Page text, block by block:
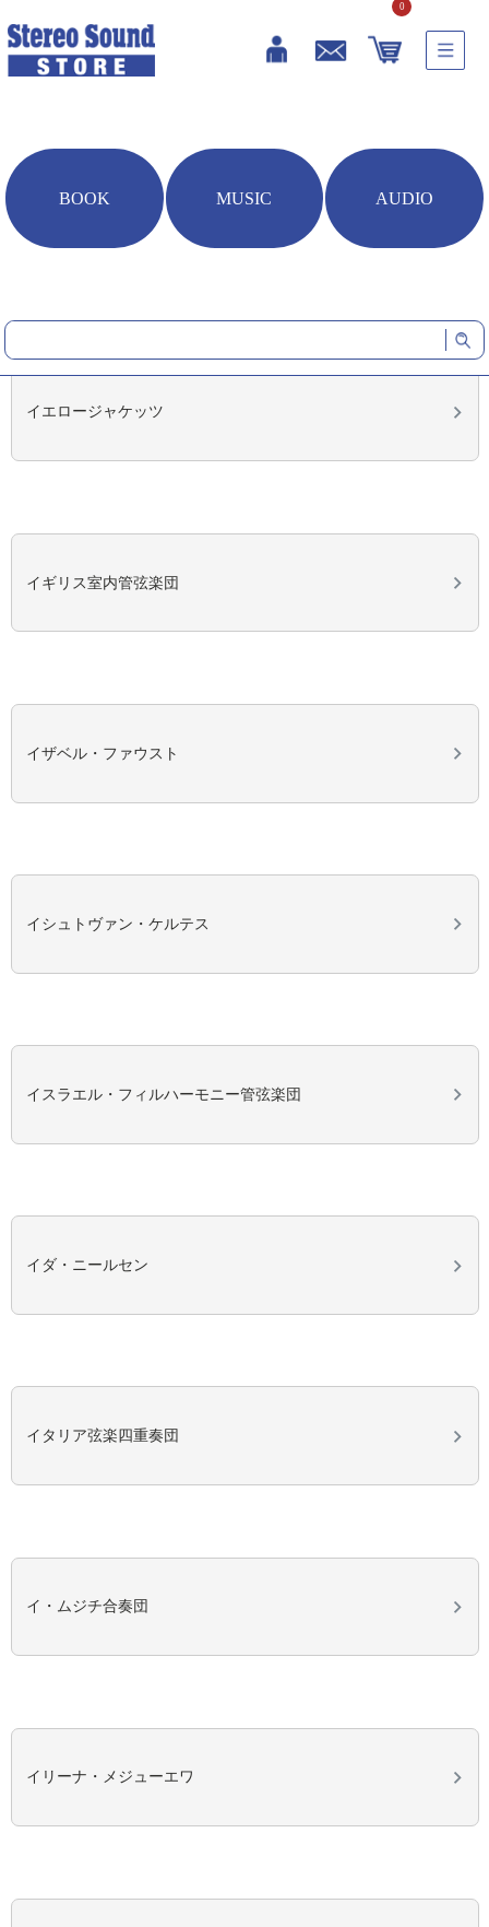
0
BOOK MUSIC AUDIO
アーティスト別（カナ） イ
件表示
イエロージャケッツ
イギリス室内管弦楽団
イザベル・ファウスト
イシュトヴァン・ケルテス
イスラエル・フィルハーモニー管弦楽団
イダ・ニールセン
イタリア弦楽四重奏団
イ・ムジチ合奏団
イリーナ・メジューエワ